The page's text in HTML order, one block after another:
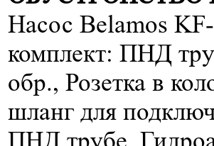
Насос Belamos
комплект: ПНД
обр., Розетка в
шланг для
ПНД трубе.